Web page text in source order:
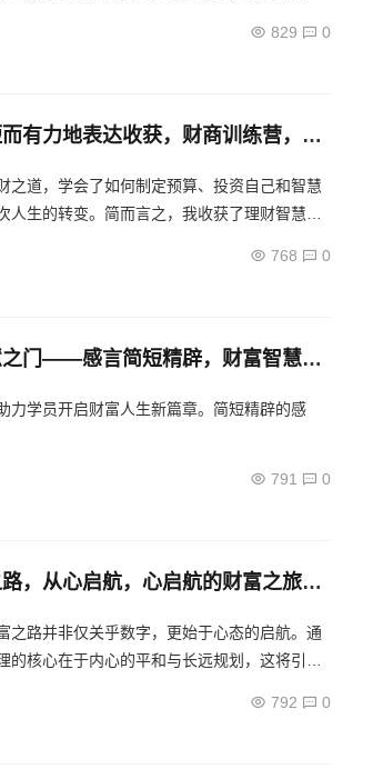
能力，为财务自由奠定了坚实基础。...
829 0
有力地表达收获，财商训练营，一
之道，学会了如何制定预算、投资自己和智慧
生的转变。简而言之，我收获了理财智慧，
768 0
门——感言简短精辟，财富智慧启
力学员开启财富人生新篇章。简短精辟的感
791 0
，从心启航，心启航的财富之旅，
之路并非仅关乎数字，更始于心态的启航。通
核心在于内心的平和与长远规划，这将引领
792 0